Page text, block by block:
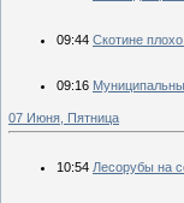
09:44 Скотине
09:16
07 Июня, Пятница
10:54 Лесорубы на